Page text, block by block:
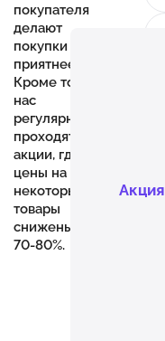
покупателя
делают
покупки еще
приятнее.
Кроме того, у
нас
регулярно
проходят
акции, где
цены на
некоторые
товары
снижены до
70-80%.
Акция